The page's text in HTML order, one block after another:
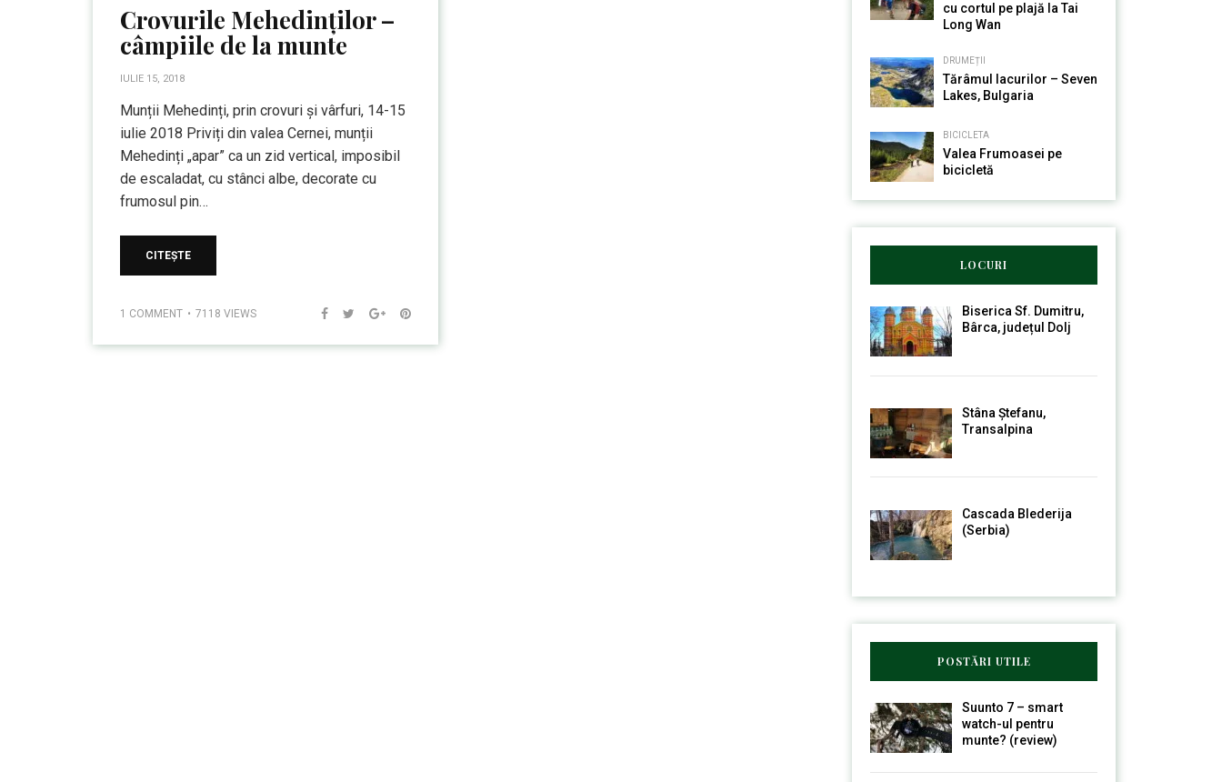
Crovurile Mehedinților –
câmpiile de la munte
IULIE 15, 2018
Munții Mehedinți, prin crovuri și vârfuri, 14-15
iulie 2018 Priviți din valea Cernei, munții
Mehedinți „apar” ca un zid vertical, imposibil
de escaladat, cu stânci albe, decorate cu
frumosul pin…
CITEȘTE
1 COMMENT 7118 VIEWS
cu cortul pe plajă la Tai
Long Wan
DRUMEȚII
Tărâmul lacurilor – Seven
Lakes, Bulgaria
BICICLETA
Valea Frumoasei pe
bicicletă
LOCURI
Biserica Sf. Dumitru,
Bârca, județul Dolj
Stâna Ștefanu,
Transalpina
Cascada Blederija
(Serbia)
POSTĂRI UTILE
Suunto 7 – smart
watch-ul pentru
munte? (review)